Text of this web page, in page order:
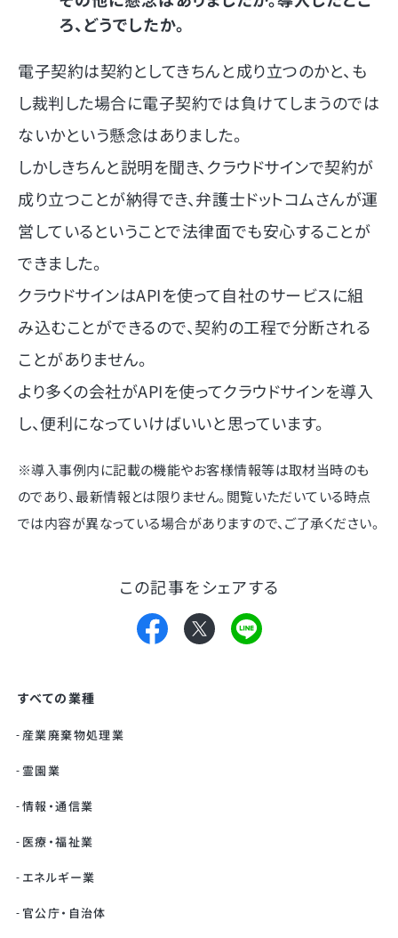
ろ、どうでしたか。
電子契約は契約としてきちんと成り立つのかと、も
し裁判した場合に電子契約では負けてしまうのでは
ないかという懸念はありました。
しかしきちんと説明を聞き、クラウドサインで契約が
成り立つことが納得でき、弁護士ドットコムさんが運
営しているということで法律面でも安心することが
できました。
クラウドサインはAPIを使って自社のサービスに組
み込むことができるので、契約の工程で分断される
ことがありません。
より多くの会社がAPIを使ってクラウドサインを導入
し、便利になっていけばいいと思っています。
※導入事例内に記載の機能やお客様情報等は取材当時のも
のであり、最新情報とは限りません。閲覧いただいている時点
では内容が異なっている場合がありますので、ご了承ください。
この記事をシェアする
すべての業種
産業廃棄物処理業
霊園業
情報・通信業
医療・福祉業
エネルギー業
官公庁・自治体